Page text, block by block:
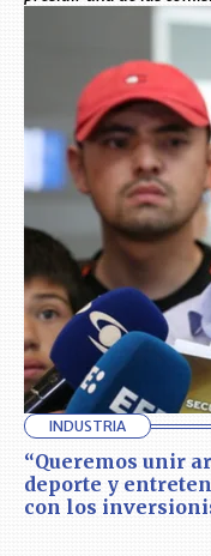
INDUSTRIA
“Queremos unir
deporte y
con los